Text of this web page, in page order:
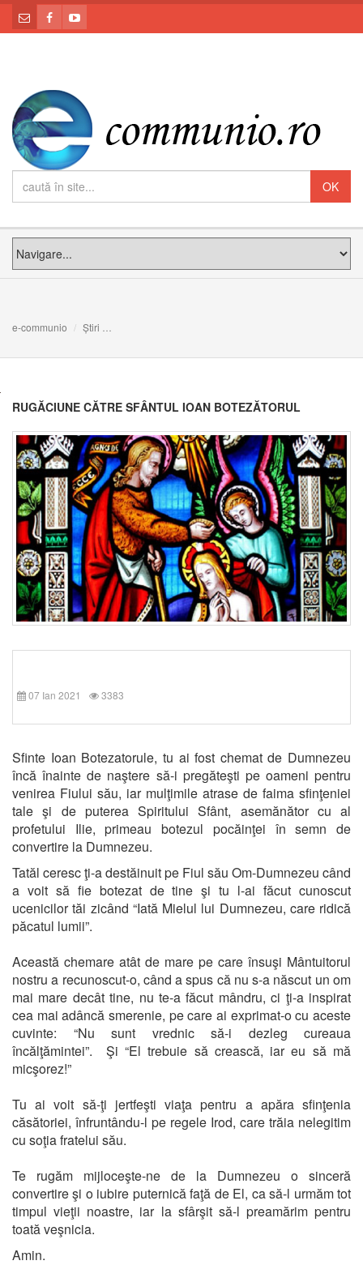
e-communio Știri
RUGĂCIUNE CĂTRE SFÂNTUL IOAN BOTEZĂTORUL
07 Ian 2021 3383
Sfinte Ioan Botezatorule, tu ai fost chemat de Dumnezeu
încă înainte de naştere să-i pregăteşti pe oameni pentru
venirea Fiului său, iar mulţimile atrase de faima sfinţeniei
tale şi de puterea Spiritului Sfânt, asemănător cu al
profetului Ilie, primeau botezul pocăinţei în semn de
convertire la Dumnezeu.
Tatăl ceresc ţi-a destăinuit pe Fiul său Om-Dumnezeu când
a voit să fie botezat de tine şi tu l-ai făcut cunoscut
ucenicilor tăi zicând “Iată Mielul lui Dumnezeu, care ridică
păcatul lumii”.
Această chemare atât de mare pe care însuşi Mântuitorul
nostru a recunoscut-o, când a spus că nu s-a născut un om
mai mare decât tine, nu te-a făcut mândru, ci ţi-a inspirat
cea mai adâncă smerenie, pe care ai exprimat-o cu aceste
cuvinte: “Nu sunt vrednic să-i dezleg cureaua
încălţămintei”. Şi “El trebuie să crească, iar eu să mă
micşorez!”
Tu ai voit să-ţi jertfeşti viaţa pentru a apăra sfinţenia
căsătoriei, înfruntându-l pe regele Irod, care trăia nelegitim
cu soţia fratelui său.
Te rugăm mijloceşte-ne de la Dumnezeu o sinceră
convertire şi o iubire puternică faţă de El, ca să-l urmăm tot
timpul vieţii noastre, iar la sfârşit să-l preamărim pentru
toată veşnicia.
Amin.